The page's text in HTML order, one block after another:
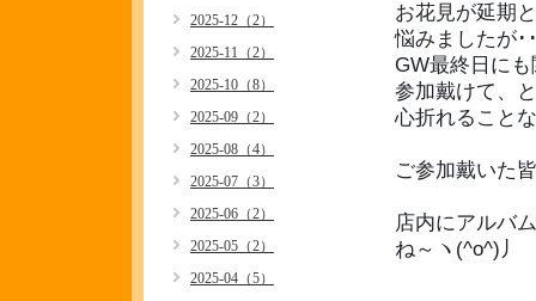
お花見が延期
悩みましたが･
GW最終日に
参加戴けて、
心折れること
ご参加戴いた
店内にアルバ
ね～ヽ(^o^)丿
2025-12（2）
2025-11（2）
2025-10（8）
2025-09（2）
2025-08（4）
2025-07（3）
2025-06（2）
2025-05（2）
2025-04（5）